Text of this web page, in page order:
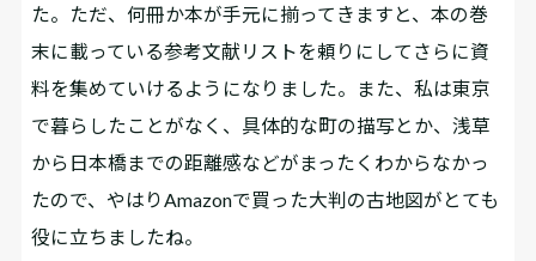
た。ただ、何冊か本が手元に揃ってきますと、本の巻
末に載っている参考文献リストを頼りにしてさらに資
料を集めていけるようになりました。また、私は東京
で暮らしたことがなく、具体的な町の描写とか、浅草
から日本橋までの距離感などがまったくわからなかっ
たので、やはりAmazonで買った大判の古地図がとても
役に立ちましたね。